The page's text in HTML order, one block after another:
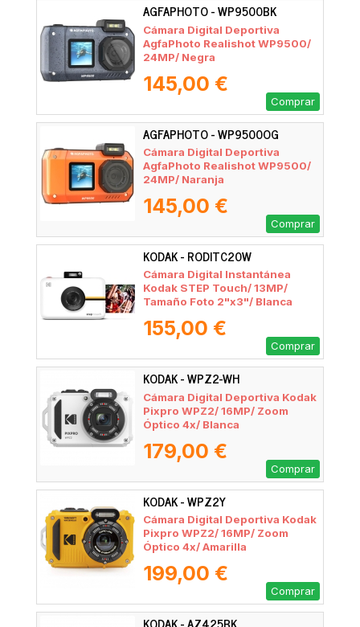
AGFAPHOTO - WP9500BK
Cámara Digital Deportiva
AgfaPhoto Realishot WP9500/
24MP/ Negra
145,00 €
Comprar
AGFAPHOTO - WP9500OG
Cámara Digital Deportiva
AgfaPhoto Realishot WP9500/
24MP/ Naranja
145,00 €
Comprar
KODAK - RODITC20W
Cámara Digital Instantánea
Kodak STEP Touch/ 13MP/
Tamaño Foto 2"x3"/ Blanca
155,00 €
Comprar
KODAK - WPZ2-WH
Cámara Digital Deportiva Kodak
Pixpro WPZ2/ 16MP/ Zoom
Óptico 4x/ Blanca
179,00 €
Comprar
KODAK - WPZ2Y
Cámara Digital Deportiva Kodak
Pixpro WPZ2/ 16MP/ Zoom
Óptico 4x/ Amarilla
199,00 €
Comprar